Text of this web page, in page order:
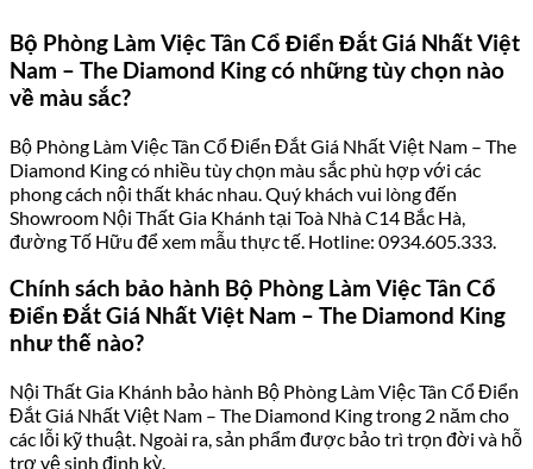
Bộ Phòng Làm Việc Tân Cổ Điển Đắt Giá Nhất Việt
Nam – The Diamond King có những tùy chọn nào
về màu sắc?
Bộ Phòng Làm Việc Tân Cổ Điển Đắt Giá Nhất Việt Nam – The
Diamond King có nhiều tùy chọn màu sắc phù hợp với các
phong cách nội thất khác nhau. Quý khách vui lòng đến
Showroom Nội Thất Gia Khánh tại Toà Nhà C14 Bắc Hà,
đường Tố Hữu để xem mẫu thực tế. Hotline: 0934.605.333.
Chính sách bảo hành Bộ Phòng Làm Việc Tân Cổ
Điển Đắt Giá Nhất Việt Nam – The Diamond King
như thế nào?
Nội Thất Gia Khánh bảo hành Bộ Phòng Làm Việc Tân Cổ Điển
Đắt Giá Nhất Việt Nam – The Diamond King trong 2 năm cho
các lỗi kỹ thuật. Ngoài ra, sản phẩm được bảo trì trọn đời và hỗ
trợ vệ sinh định kỳ.